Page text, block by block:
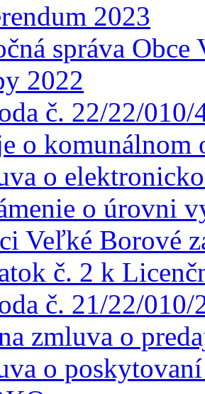
2023
správa
2022
č. 22/22/
o komunálnom
o
o úrovni
Veľké Borové
č. 2 k
č. 21/22/
zmluva o
o